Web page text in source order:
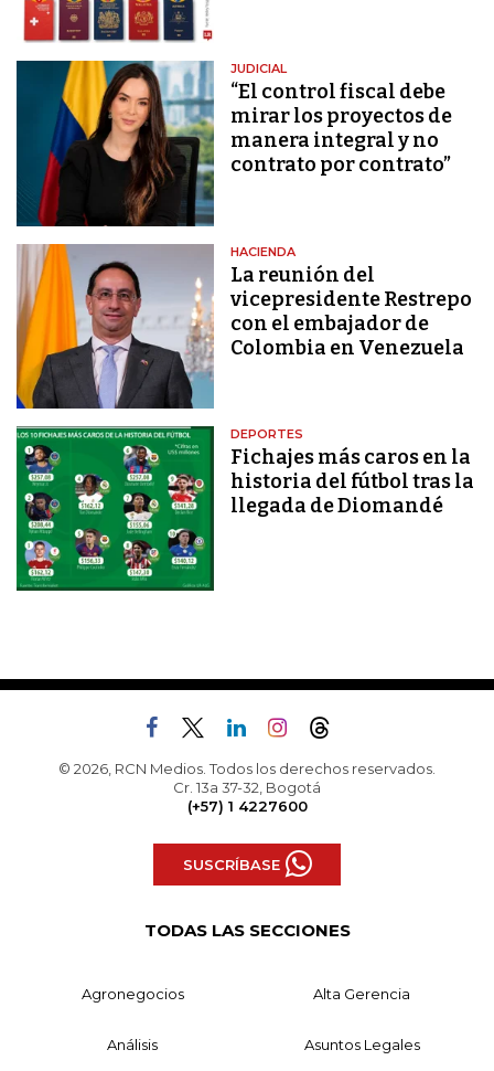
JUDICIAL
“El control fiscal debe
mirar los proyectos de
manera integral y no
contrato por contrato”
HACIENDA
La reunión del
vicepresidente Restrepo
con el embajador de
Colombia en Venezuela
DEPORTES
Fichajes más caros en la
historia del fútbol tras la
llegada de Diomandé
© 2026, RCN Medios. Todos los derechos reservados.
Cr. 13a 37-32, Bogotá
(+57) 1 4227600
SUSCRÍBASE
TODAS LAS SECCIONES
Agronegocios Alta Gerencia
Análisis Asuntos Legales